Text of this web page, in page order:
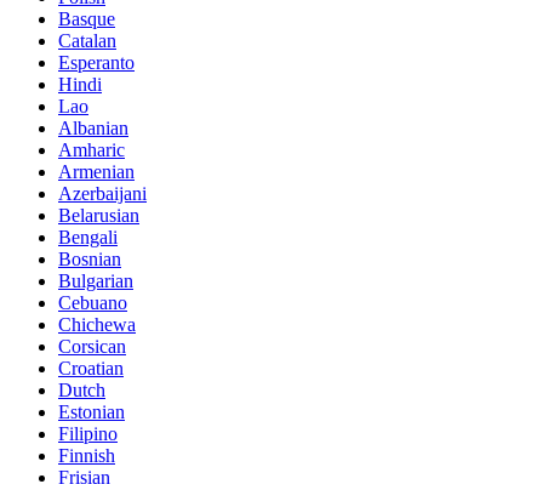
Basque
Catalan
Esperanto
Hindi
Lao
Albanian
Amharic
Armenian
Azerbaijani
Belarusian
Bengali
Bosnian
Bulgarian
Cebuano
Chichewa
Corsican
Croatian
Dutch
Estonian
Filipino
Finnish
Frisian